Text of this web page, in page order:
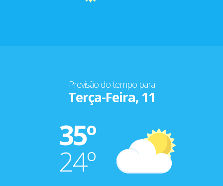
Previsão do tempo para
Terça-Feira, 11
35º
24º